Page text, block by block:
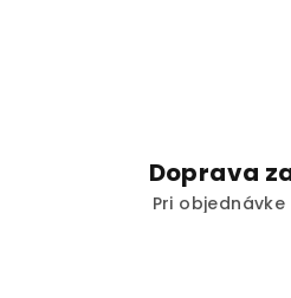
s
u
Doprava
Pri